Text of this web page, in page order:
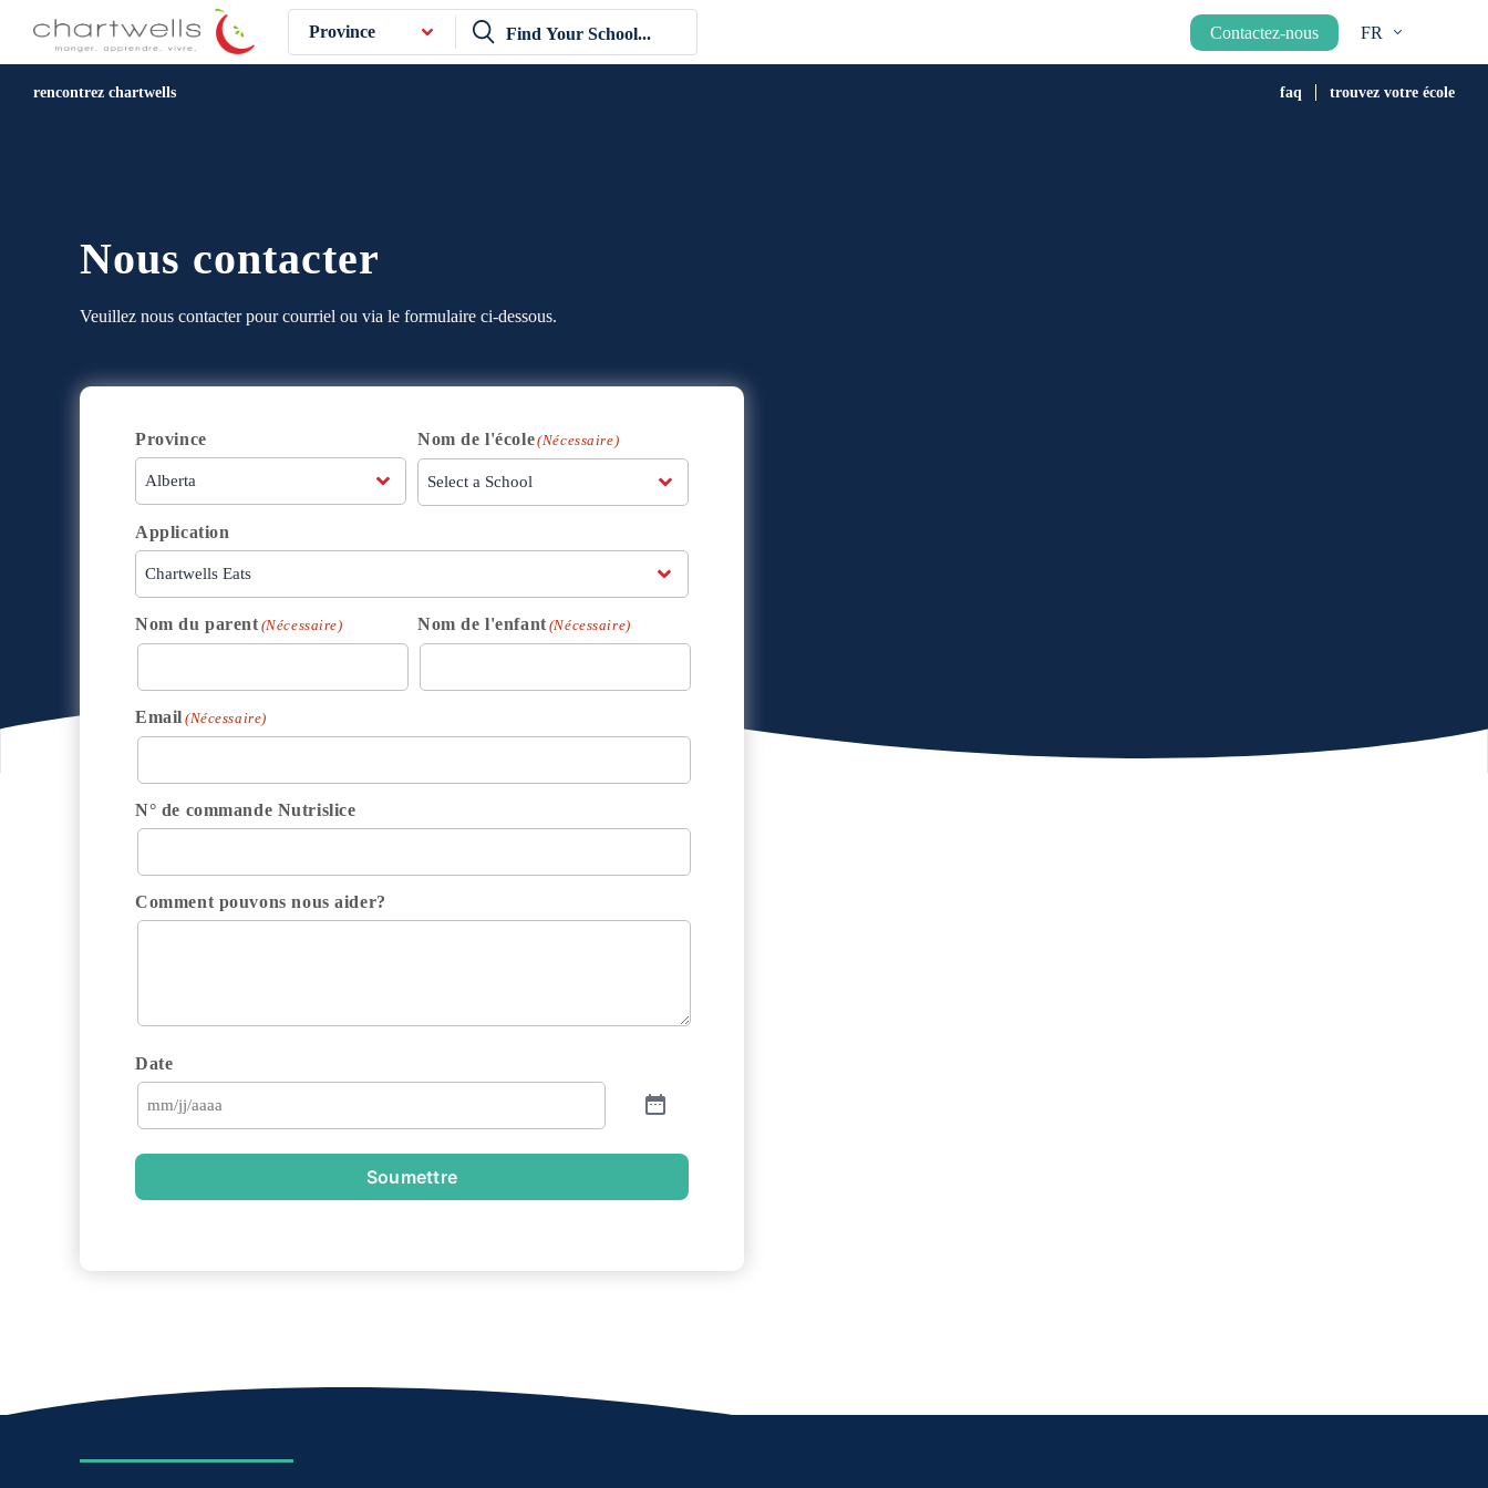
Province Contactez-nous FR
rencontrez chartwells faq trouvez votre école
Nous contacter
Veuillez nous contacter pour courriel ou via le formulaire ci-dessous.
Province Nom de l'école(Nécessaire)
Application
Nom du parent (Nécessaire) Nom de l'enfant (Nécessaire)
Email (Nécessaire)
N° de commande Nutrislice
Comment pouvons nous aider?
Date
Soumettre